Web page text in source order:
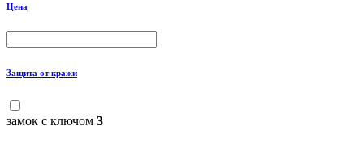
Цена
Защита от кражи
замок с ключом 3